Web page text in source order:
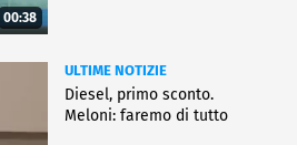
00:38
ULTIME NOTIZIE
Diesel, primo sconto.
Meloni: faremo di tutto